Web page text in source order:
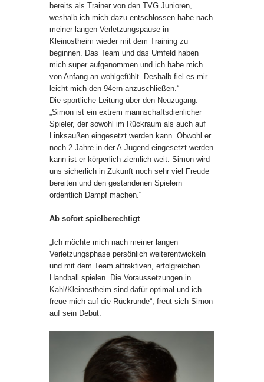
bereits als Trainer von den TVG Junioren,
weshalb ich mich dazu entschlossen habe nach
meiner langen Verletzungspause in
Kleinostheim wieder mit dem Training zu
beginnen. Das Team und das Umfeld haben
mich super aufgenommen und ich habe mich
von Anfang an wohlgefühlt. Deshalb fiel es mir
leicht mich den 94ern anzuschließen.“
Die sportliche Leitung über den Neuzugang:
„Simon ist ein extrem mannschaftsdienlicher
Spieler, der sowohl im Rückraum als auch auf
Linksaußen eingesetzt werden kann. Obwohl er
noch 2 Jahre in der A-Jugend eingesetzt werden
kann ist er körperlich ziemlich weit. Simon wird
uns sicherlich in Zukunft noch sehr viel Freude
bereiten und den gestandenen Spielern
ordentlich Dampf machen.“
Ab sofort spielberechtigt
„Ich möchte mich nach meiner langen
Verletzungsphase persönlich weiterentwickeln
und mit dem Team attraktiven, erfolgreichen
Handball spielen. Die Voraussetzungen in
Kahl/Kleinostheim sind dafür optimal und ich
freue mich auf die Rückrunde“, freut sich Simon
auf sein Debut.